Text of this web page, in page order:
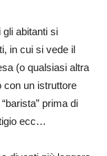
gli abitanti si
in cui si vede il
(o qualsiasi altra
con un istruttore
prima di
ecc…